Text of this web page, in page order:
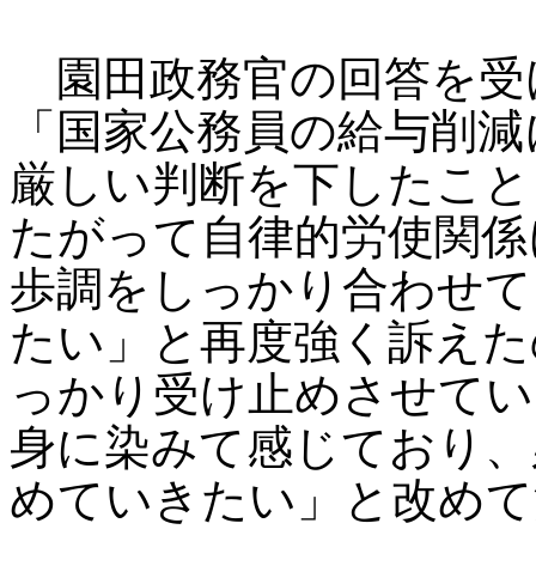
園田政務官の回答を受
「国家公務員の給与削
厳しい判断を下したこ
たがって自律的労使関
歩調をしっかり合わせ
たい」と再度強く訴え
っかり受け止めさせて
身に染みて感じており
めていきたい」と改め